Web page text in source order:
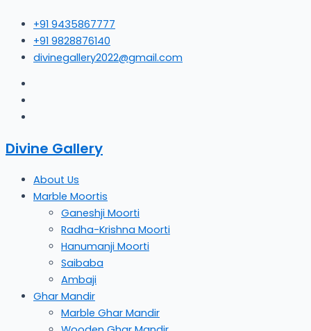
content
+91 9435867777
+91 9828876140
divinegallery2022@gmail.com
Divine Gallery
About Us
Marble Moortis
Ganeshji Moorti
Radha-Krishna Moorti
Hanumanji Moorti
Saibaba
Ambaji
Ghar Mandir
Marble Ghar Mandir